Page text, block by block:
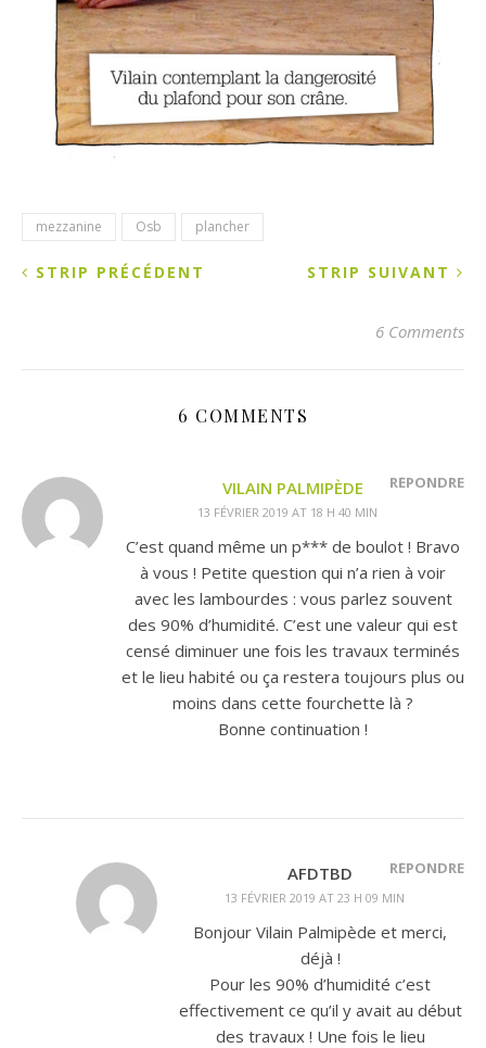
mezzanine Osb plancher
STRIP SUIVANT
STRIP PRÉCÉDENT
6 Comments
6 COMMENTS
VILAIN PALMIPÈDE
13 FÉVRIER 2019 AT 18 H 40 MIN
RÉPONDRE
C’est quand même un p*** de boulot ! Bravo
à vous ! Petite question qui n’a rien à voir
avec les lambourdes : vous parlez souvent
des 90% d’humidité. C’est une valeur qui est
censé diminuer une fois les travaux terminés
et le lieu habité ou ça restera toujours plus ou
moins dans cette fourchette là ?
Bonne continuation !
AFDTBD
13 FÉVRIER 2019 AT 23 H 09 MIN
RÉPONDRE
Bonjour Vilain Palmipède et merci,
déjà !
Pour les 90% d’humidité c’est
effectivement ce qu’il y avait au début
des travaux ! Une fois le lieu